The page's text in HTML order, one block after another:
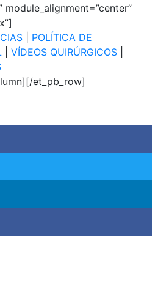
module_alignment=”center”
POLÍTICA DE
VÍDEOS QUIRÚRGICOS
et_pb_row]